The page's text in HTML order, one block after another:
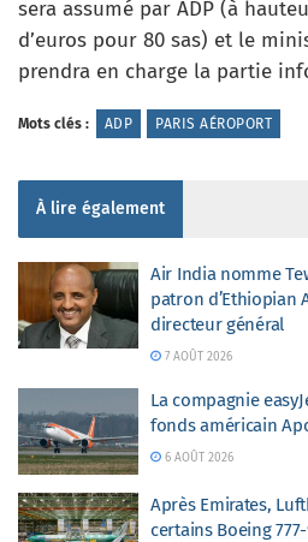
sera assumé par ADP (à
d’euros pour 80 sas) et le
prendra en charge la partie
Mots clés : ADP PARIS AÉROPORT
À lire également
Air India nomme
patron d’Ethiopian
directeur général
7 AOÛT 2026
La compagnie
fonds américain
6 AOÛT 2026
Après Emirates,
certains Boeing